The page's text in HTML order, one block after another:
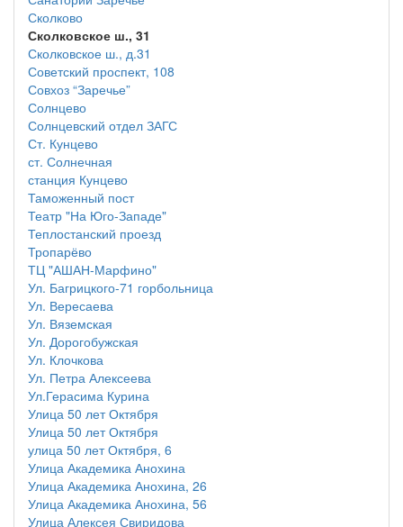
Сколково
Сколковское ш., 31
Сколковское ш., д.31
Советский проспект, 108
Совхоз “Заречье”
Солнцево
Солнцевский отдел ЗАГС
Ст. Кунцево
ст. Солнечная
станция Кунцево
Таможенный пост
Театр "На Юго-Западе"
Теплостанский проезд
Тропарёво
ТЦ "АШАН-Марфино"
Ул. Багрицкого-71 горбольница
Ул. Вересаева
Ул. Вяземская
Ул. Дорогобужская
Ул. Клочкова
Ул. Петра Алексеева
Ул.Герасима Курина
Улица 50 лет Октября
Улица 50 лет Октября
улица 50 лет Октября, 6
Улица Академика Анохина
Улица Академика Анохина, 26
Улица Академика Анохина, 56
Улица Алексея Свиридова